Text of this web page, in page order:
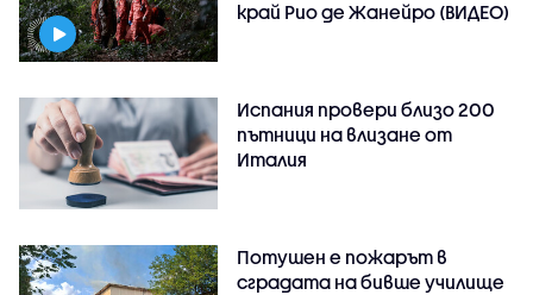
край Рио де Жанейро (ВИДЕО)
Испания провери близо 200
пътници на влизане от
Италия
Потушен е пожарът в
сградата на бивше училище